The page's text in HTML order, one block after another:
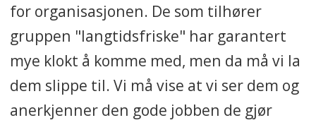
for organisasjonen. De som tilhører
gruppen "langtidsfriske" har garantert
mye klokt å komme med, men da må vi la
dem slippe til. Vi må vise at vi ser dem og
anerkjenner den gode jobben de gjør